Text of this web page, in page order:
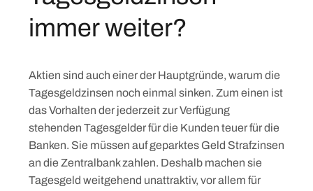
immer weiter?
Aktien sind auch einer der Hauptgründe, warum die
Tagesgeldzinsen noch einmal sinken. Zum einen ist
das Vorhalten der jederzeit zur Verfügung
stehenden Tagesgelder für die Kunden teuer für die
Banken. Sie müssen auf geparktes Geld Strafzinsen
an die Zentralbank zahlen. Deshalb machen sie
Tagesgeld weitgehend unattraktiv, vor allem für